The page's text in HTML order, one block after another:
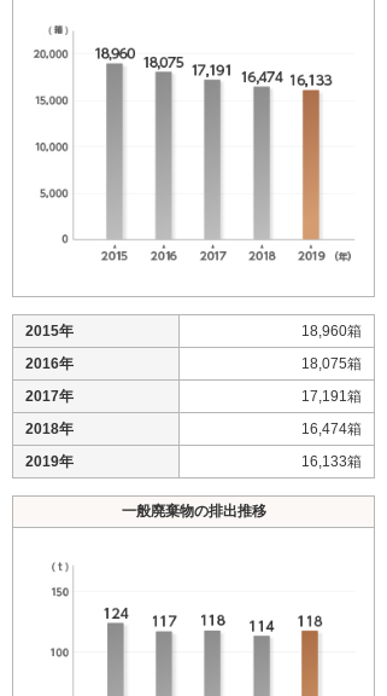
2015年
18,960箱
2016年
18,075箱
2017年
17,191箱
2018年
16,474箱
2019年
16,133箱
一般廃棄物の排出推移